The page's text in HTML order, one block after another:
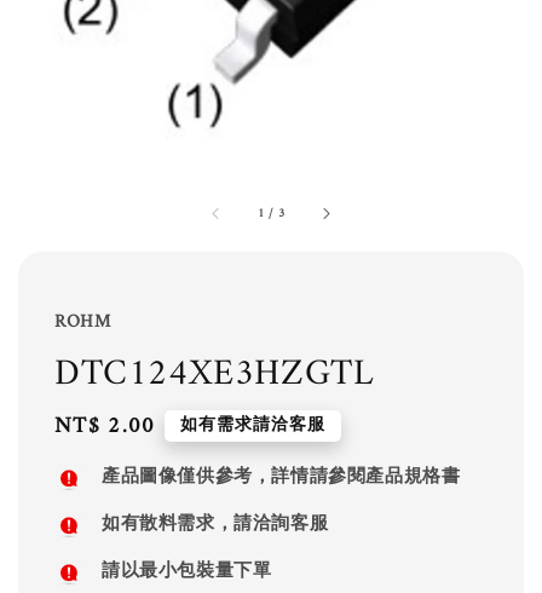
1 / 3
ROHM
DTC124XE3HZGTL
Regular
price
NT$ 2.00 如有需求請洽客服
產品圖像僅供參考，詳情請參閱產品規格書
如有散料需求，請洽詢客服
請以最小包裝量下單